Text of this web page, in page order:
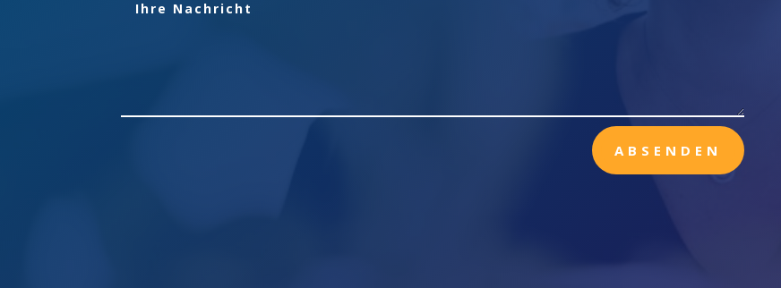
ABSENDEN